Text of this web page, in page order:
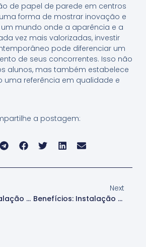
de papel de parede em centros
forma de mostrar inovação e
mundo onde a aparência e a
vez mais valorizadas, investir
pode diferenciar um
de seus concorrentes. Isso não
alunos, mas também estabelece
uma referência em qualidade e
a postagem:
Benefícios: Instalação De Papel De Parede Para Bibliotecas
Next
Benefícios: Instalação De Papel De Parede Para Centros Religiosos